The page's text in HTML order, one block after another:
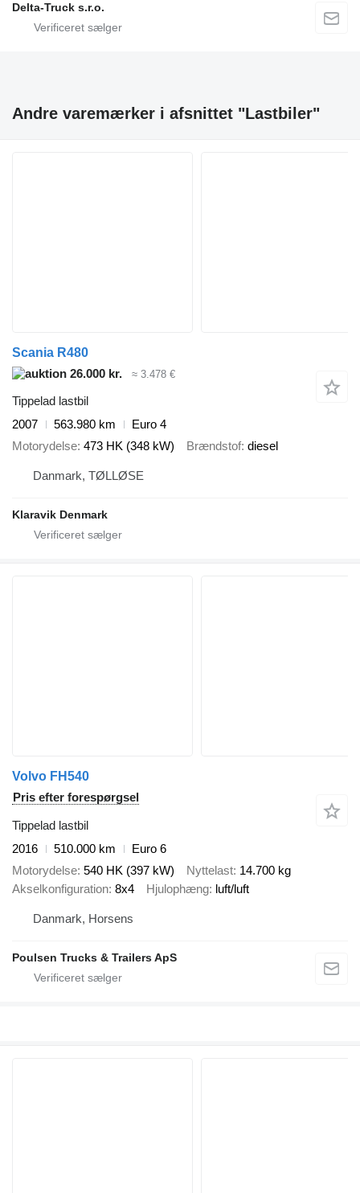
Delta-Truck s.r.o.
Andre varemærker i afsnittet "Lastbiler"
Scania R480
26.000 kr.
≈ 3.478 €
Tippelad lastbil
2007
563.980 km
Euro 4
Motorydelse 473 HK (348 kW) Brændstof diesel
Danmark, TØLLØSE
Klaravik Denmark
Volvo FH540
Pris efter forespørgsel
Tippelad lastbil
2016
510.000 km
Euro 6
Motorydelse 540 HK (397 kW) Nyttelast 14.700 kg
Akselkonfiguration 8x4 Hjulophæng luft/luft
Danmark, Horsens
Poulsen Trucks & Trailers ApS